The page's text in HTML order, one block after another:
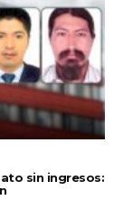
sin ingresos: